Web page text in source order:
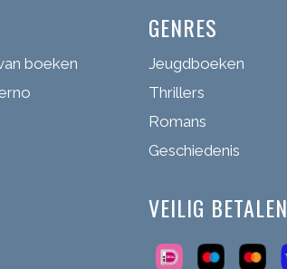
boeken
GENRES
Jeugdboeken
Thrillers
Romans
Geschiedenis
VEILIG BETALEN